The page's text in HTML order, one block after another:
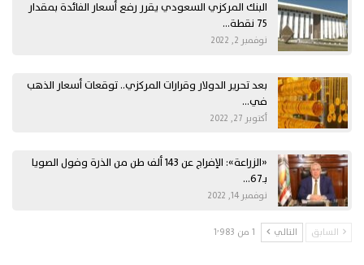
البنك المركزي السعودي يقرر رفع أسعار الفائدة بمقدار
75 نقطة…
نوفمبر 2, 2022
بعد تحرير الدولار وقرارات المركزي.. توقعات أسعار الذهب
في…
أكتوبر 27, 2022
«الزراعة»: الإفراج عن 143 ألف طن من الذرة وفول الصويا
بـ67…
نوفمبر 14, 2022
السابق التالي 1 من 1٬983